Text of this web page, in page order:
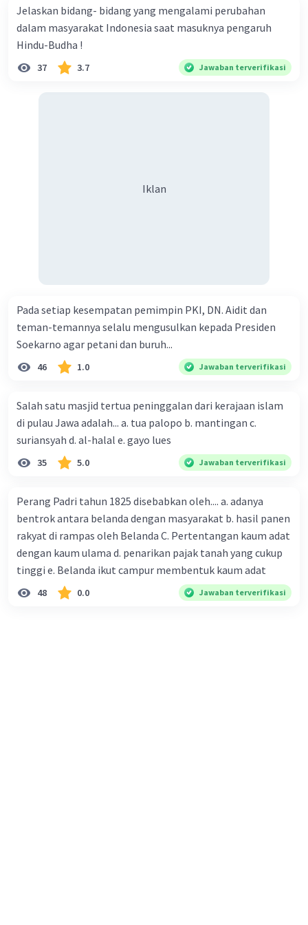
hari itu.
Fase bulan: Revolusi Bumi mengelilingi matahari
juga memengaruhi penampakan bulan. Saat
Bumi bergerak di orbitnya, sudut cahaya
Selain konsekuensi utama ini, revolusi Bumi juga
- Medan magnet bumi, yang dihasilkan oleh
rotasi bumi dan melindungi planet ini dari radiasi
berbahaya dari matahari
Iklan
B. Hindarto Master Teacher
Mahasiswa/Alumni Universitas Negeri Jakarta
Jawaban terverifikasi
Jawaban yang tepat, Akibat revolusi bumi
selanjutnya adalah gerakan tahunan matahari di
langit. Revolusi bumi menyebabkan matahari
tampak berpindah di langit sepanjang tahun.
Fenomena ini menciptakan perubahan musim
dan perubahan dalam durasi siang dan malam
seiring berjalannya waktu.
Jelaskan bidang- bidang yang mengalami perubahan
dalam masyarakat Indonesia saat masuknya pengaruh
Hindu-Budha !
37 3.7 Jawaban terverifikasi
Iklan
Pada setiap kesempatan pemimpin PKI, DN. Aidit dan
teman-temannya selalu mengusulkan kepada Presiden
Soekarno agar petani dan buruh...
46 1.0 Jawaban terverifikasi
Salah satu masjid tertua peninggalan dari kerajaan islam
di pulau Jawa adalah... a. tua palopo b. mantingan c.
suriansyah d. al-halal e. gayo lues
35 5.0 Jawaban terverifikasi
Perang Padri tahun 1825 disebabkan oleh.... a. adanya
bentrok antara belanda dengan masyarakat b. hasil panen
rakyat di rampas oleh Belanda C. Pertentangan kaum adat
dengan kaum ulama d. penarikan pajak tanah yang cukup
tinggi e. Belanda ikut campur membentuk kaum adat
48 0.0 Jawaban terverifikasi